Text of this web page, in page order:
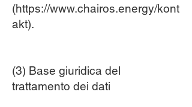
(https://www.chairos.energy/kont
akt).
(3) Base giuridica del
trattamento dei dati